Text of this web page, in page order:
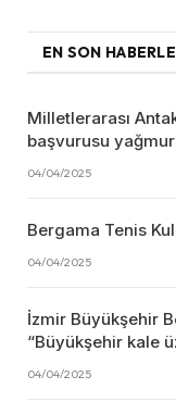
EN SON
Milletlerarası
başvurusu
04/04/2025
Bergama Tenis
04/04/2025
İzmir Büyükşehir
“Büyükşehir kale
04/04/2025